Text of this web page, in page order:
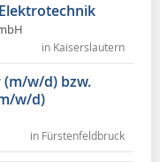
in Kaiserslautern
w/d) bzw.
w/d)
in Fürstenfeldbruck